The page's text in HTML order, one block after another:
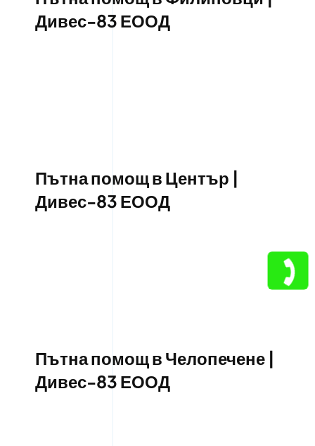
Дивес-83 ЕООД
Пътна помощ в Център |
Дивес-83 ЕООД
Пътна помощ в Челопечене |
Дивес-83 ЕООД